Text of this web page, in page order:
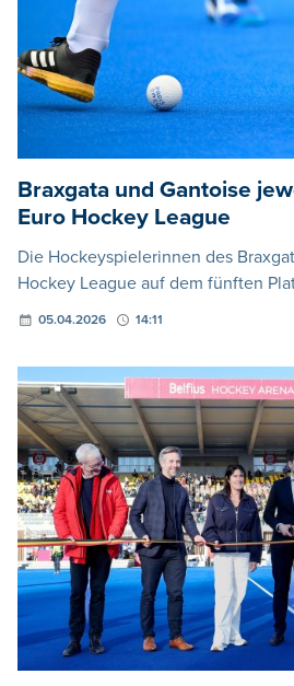
Braxgata und Gantoise
Euro Hockey League
Die Hockeyspielerinnen des
Hockey League auf dem fünften
05.04.2026 14:11